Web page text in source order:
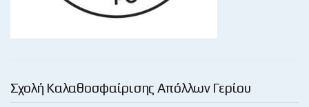
Σχολή Καλαθοσφαίρισης Απόλλων Γερίου